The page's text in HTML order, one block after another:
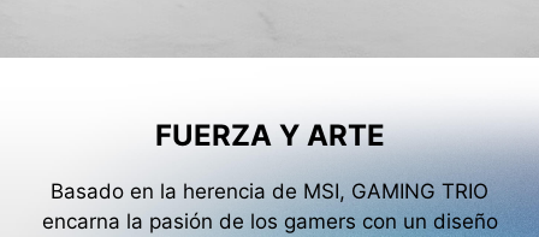
FUERZA Y ARTE
Basado en la herencia de MSI, GAMING TRIO
encarna la pasión de los gamers con un diseño